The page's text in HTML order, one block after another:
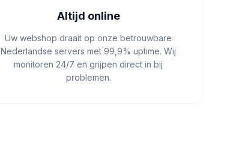
Altijd online
Uw webshop draait op onze betrouwbare
Nederlandse servers met 99,9% uptime. Wij
monitoren 24/7 en grijpen direct in bij
problemen.